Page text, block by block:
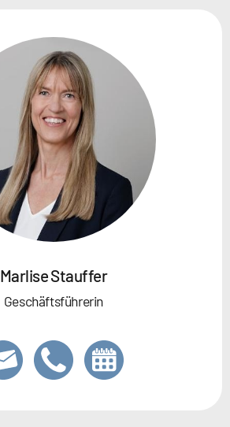
Marlise Stauffer
Geschäftsführerin